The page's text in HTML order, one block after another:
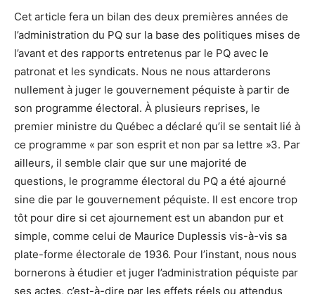
Cet article fera un bilan des deux premières années de
l’administration du PQ sur la base des politiques mises de
l’avant et des rapports entretenus par le PQ avec le
patronat et les syndicats. Nous ne nous attarderons
nullement à juger le gouvernement péquiste à partir de
son programme électoral. À plusieurs reprises, le
premier ministre du Québec a déclaré qu’il se sentait lié à
ce programme « par son esprit et non par sa lettre »3. Par
ailleurs, il semble clair que sur une majorité de
questions, le programme électoral du PQ a été ajourné
sine die par le gouvernement péquiste. Il est encore trop
tôt pour dire si cet ajournement est un abandon pur et
simple, comme celui de Maurice Duplessis vis-à-vis sa
plate-forme électorale de 1936. Pour l’instant, nous nous
bornerons à étudier et juger l’administration péquiste par
ses actes, c’est-à-dire par les effets réels ou attendus